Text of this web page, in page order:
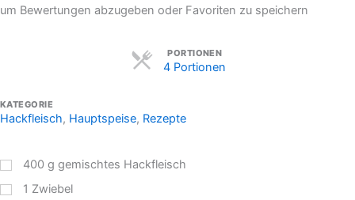
um Bewertungen abzugeben oder Favoriten zu speichern
PORTIONEN
4 Portionen
KATEGORIE
Hackfleisch, Hauptspeise, Rezepte
400 g gemischtes Hackfleisch
1 Zwiebel